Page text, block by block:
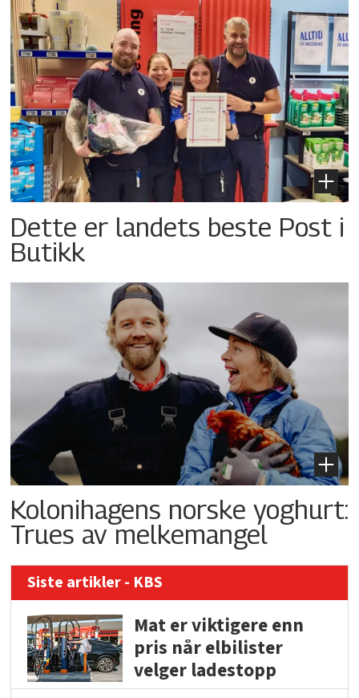
Dette er landets beste Post i
Butikk
Kolonihagens norske yoghurt:
Trues av melkemangel
Siste artikler - KBS
Mat er viktigere enn
pris når elbilister
velger ladestopp